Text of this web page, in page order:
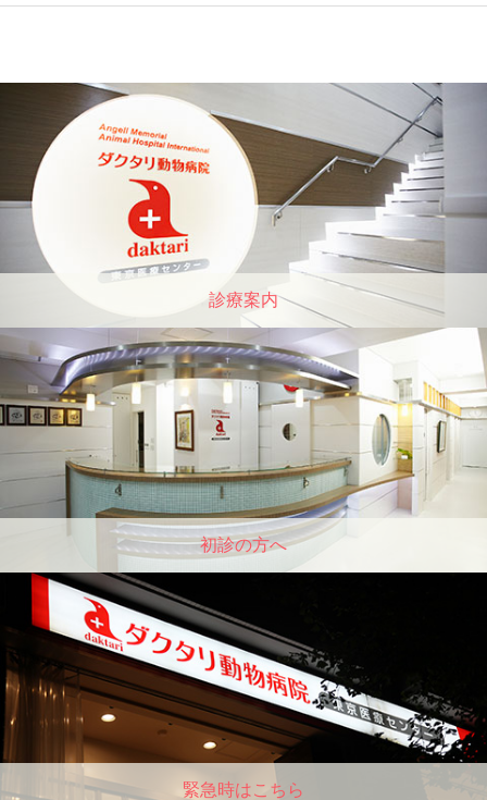
診療案内
初診の方へ
緊急時はこちら